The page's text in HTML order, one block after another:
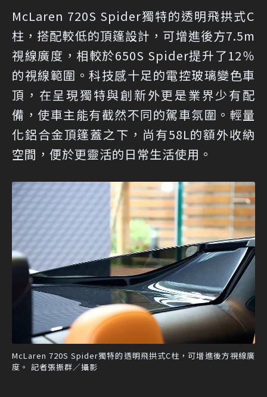
McLaren 720S Spider獨特的透明飛拱式C
柱，搭配較低的頂篷設計，可增進後方7.5m
視線廣度，相較於650S Spider提升了12％
的視線範圍。科技感十足的電控玻璃變色車
頂，在呈現獨特與創新外更是業界少有配
備，使車主能有截然不同的駕車氛圍。輕量
化鋁合金頂篷蓋之下，尚有58L的額外收納
空間，便於更靈活的日常生活使用。
McLaren 720S Spider獨特的透明飛拱式C柱，可增進後方視線廣
度。 記者張振群／攝影